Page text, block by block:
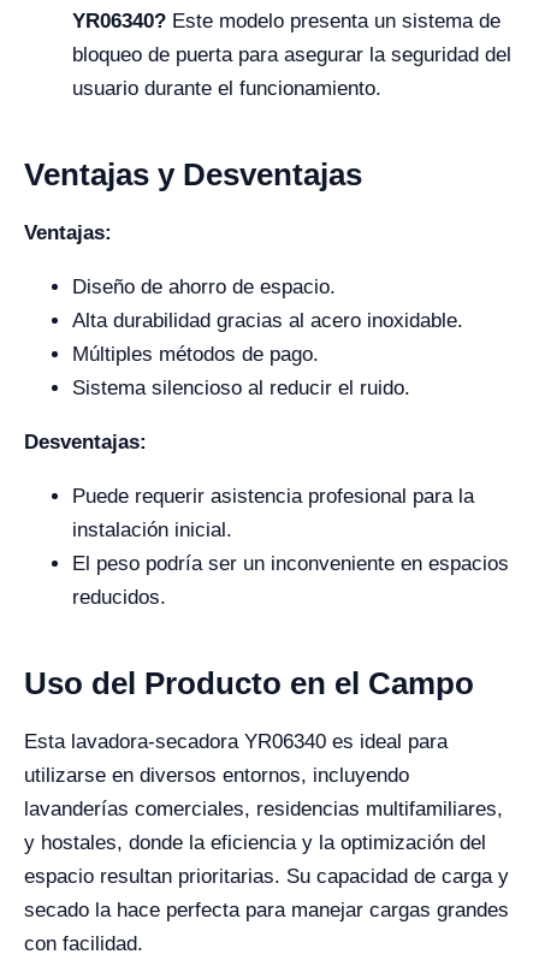
YR06340? Este modelo presenta un sistema de
bloqueo de puerta para asegurar la seguridad del
usuario durante el funcionamiento.
Ventajas y Desventajas
Ventajas:
Diseño de ahorro de espacio.
Alta durabilidad gracias al acero inoxidable.
Múltiples métodos de pago.
Sistema silencioso al reducir el ruido.
Desventajas:
Puede requerir asistencia profesional para la
instalación inicial.
El peso podría ser un inconveniente en espacios
reducidos.
Uso del Producto en el Campo
Esta lavadora-secadora YR06340 es ideal para
utilizarse en diversos entornos, incluyendo
lavanderías comerciales, residencias multifamiliares,
y hostales, donde la eficiencia y la optimización del
espacio resultan prioritarias. Su capacidad de carga y
secado la hace perfecta para manejar cargas grandes
con facilidad.